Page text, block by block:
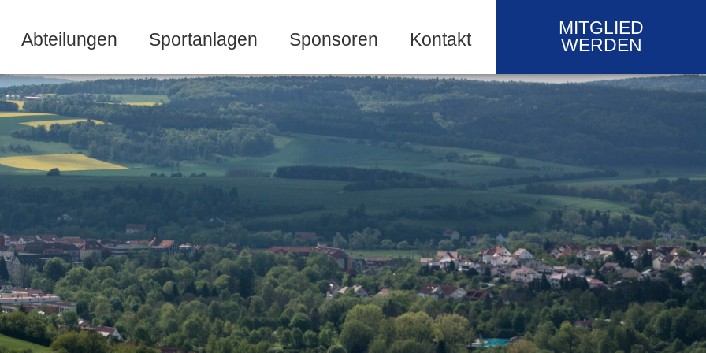
Abteilungen Sportanlagen Sponsoren Kontakt
MITGLIED
WERDEN